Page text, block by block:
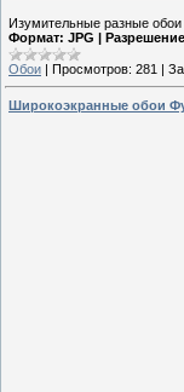
Изумительные разные
Формат: JPG |
Обои | Просмотров: 281 |
Широкоэкранные обои